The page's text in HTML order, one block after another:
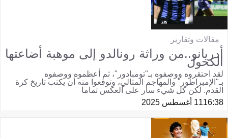
مقالات وتقارير
أدريانو..من وراثة رونالدو إلى موهبة أضاعتها
الكحول
لقد احتقروه ووصفوه بـ"تومبادور"، ثم أعظموه ووصفوه
بـ"الإمبراطور" والمهاجم المثالي، وتوقعوا منه أن يكتب تاريخ كرة
القدم. لكن كل شيء سار على العكس تماما
16:3811 أغسطس 2025